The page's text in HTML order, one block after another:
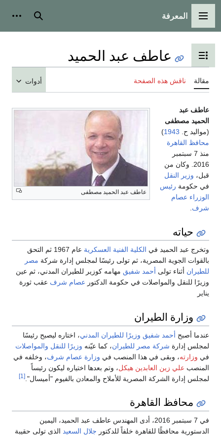
القائمة الرئيسية
المعرفة بحث
تبديل عرض جدول المحتويات
عاطف عبد الحميد
مقالة ناقش هذه الصفحة أدوات
عاطف عبد الحميد مصطفى
عاطف عبد
الحميد مصطفى
(مواليد ح. 1943
)
محافظ القاهرة
منذ 7 سبتمبر
2016. وكان من
قبل، وزير النقل
في حكومة رئيس
الوزراء عصام
شرف
حياته
وتخرج عبد الحميد في الكلية الفنية العسكرية
عام 1967 ثم التحق
بالقوات الجوية المصرية، ثم تولى رئيسًا لمجلس إدارة شركة مصر
للطيران أثناء تولى أحمد شفيق مهامه كوزير للطيران المدني، ثم عين
وزيرًا للنقل والمواصلات في حكومة الدكتور عصام شرف عقب ثورة
يناير
وزارة الطيران
عندما أصبح أحمد شفيق وزيرًا للطيران المدني، اختاره ليصبح رئيسًا
لمجلس إدارة شركة مصر للطيران، كما عيّنه وزيرًا للنقل والمواصلات
في وزارته، وبقى في هذا المنصب في وزارة عصام شرف، وخلفه في
المنصب علي زين العابدين هيكل، وتم بعدها اختياره ليكون رئيساً
لمجلس إدارة الشركة المصرية للأملاح والمعادن بالفيوم "أميسال". [1]
محافظ القاهرة
في 7 سبتمبر 2016، أدى المهندس عاطف عبد الحميد، اليمين
الدستورية محافظًا للقاهرة خلفاً للدكتور جلال السعيد الذى تولى حقيبة